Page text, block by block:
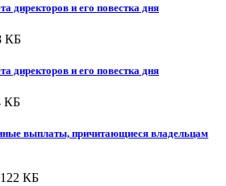
директоров и его повестка дня
КБ
директоров и его повестка дня
КБ
выплаты, причитающиеся владельцам
КБ